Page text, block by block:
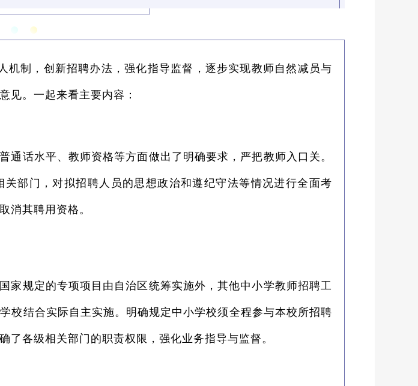
机制，创新招聘办法，强化指导监督，逐步实现教师自然减员与
见。一起来看主要内容：
通话水平、教师资格等方面做出了明确要求，严把教师入口关。
部门，对拟招聘人员的思想政治和遵纪守法等情况进行全面考
消其聘用资格。
家规定的专项项目由自治区统筹实施外，其他中小学教师招聘工
校结合实际自主实施。明确规定中小学校须全程参与本校所招聘
了各级相关部门的职责权限，强化业务指导与监督。